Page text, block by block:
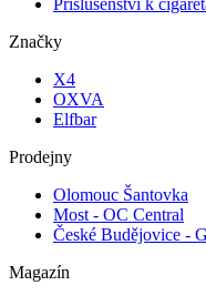
Značky
X4
OXVA
Elfbar
Prodejny
Olomouc Šantovka
Most - OC Central
České Budějovice -
Magazín